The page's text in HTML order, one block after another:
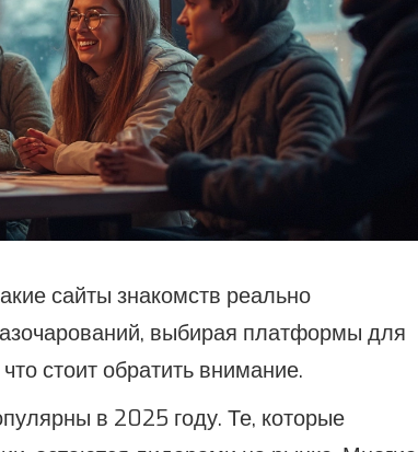
сайты знакомств реально
выбирая платформы для
стоит обратить внимание.
в 2025 году. Те, которые